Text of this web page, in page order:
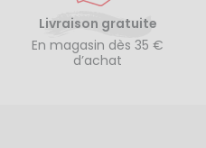
Livraison gratuite
En magasin dès 35 €
d’achat